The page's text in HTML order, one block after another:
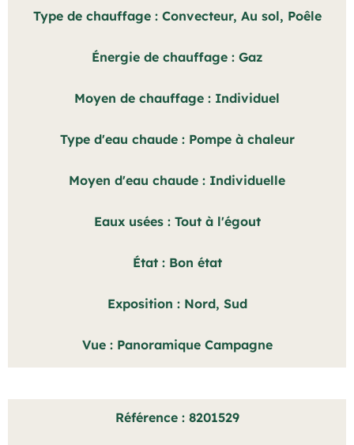
Type de chauffage Convecteur, Au sol, Poêle
Énergie de chauffage Gaz
Moyen de chauffage Individuel
Type d'eau chaude Pompe à chaleur
Moyen d'eau chaude Individuelle
Eaux usées Tout à l'égout
État Bon état
Exposition Nord, Sud
Vue Panoramique Campagne
Référence 8201529